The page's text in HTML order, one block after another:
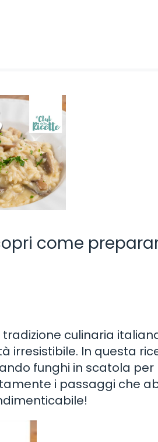
come
culinaria
irresistibile. In questa
funghi in scatola per
i passaggi che